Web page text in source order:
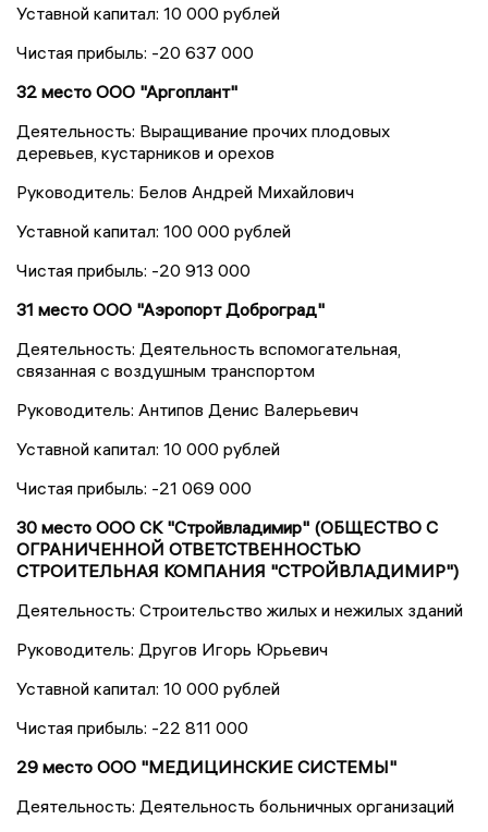
Уставной капитал: 10 000 рублей
Чистая прибыль: -20 637 000
32 место ООО "Аргоплант"
Деятельность: Выращивание прочих плодовых
деревьев, кустарников и орехов
Руководитель: Белов Андрей Михайлович
Уставной капитал: 100 000 рублей
Чистая прибыль: -20 913 000
31 место ООО "Аэропорт Доброград"
Деятельность: Деятельность вспомогательная,
связанная с воздушным транспортом
Руководитель: Антипов Денис Валерьевич
Уставной капитал: 10 000 рублей
Чистая прибыль: -21 069 000
30 место ООО СК "Стройвладимир" (ОБЩЕСТВО С
ОГРАНИЧЕННОЙ ОТВЕТСТВЕННОСТЬЮ
СТРОИТЕЛЬНАЯ КОМПАНИЯ "СТРОЙВЛАДИМИР")
Деятельность: Строительство жилых и нежилых зданий
Руководитель: Другов Игорь Юрьевич
Уставной капитал: 10 000 рублей
Чистая прибыль: -22 811 000
29 место ООО "МЕДИЦИНСКИЕ СИСТЕМЫ"
Деятельность: Деятельность больничных организаций